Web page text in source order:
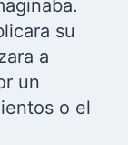
su
a
un
o el